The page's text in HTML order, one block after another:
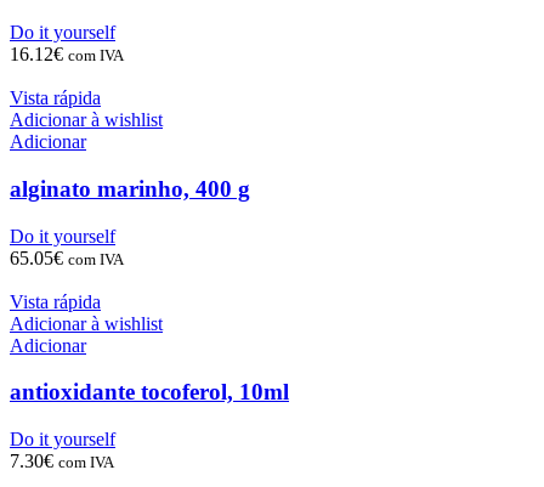
Do it yourself
16.12€ com IVA
Vista rápida
Adicionar à wishlist
Adicionar
alginato marinho, 400 g
Do it yourself
65.05€ com IVA
Vista rápida
Adicionar à wishlist
Adicionar
antioxidante tocoferol, 10ml
Do it yourself
7.30€ com IVA